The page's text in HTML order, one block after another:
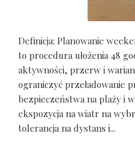
Definicja: Planowanie
to procedura ułożenia 48
aktywności, przerw i
ograniczyć przeładowanie
bezpieczeństwa na plaży i
ekspozycja na wiatr na
tolerancja na dystans i...